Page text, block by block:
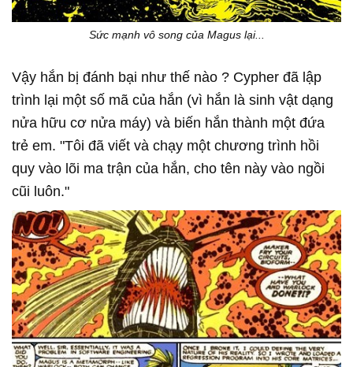
Sức mạnh vô song của Magus lại...
Vậy hắn bị đánh bại như thế nào ? Cypher đã lập
trình lại một số mã của hắn (vì hắn là sinh vật dạng
nửa hữu cơ nửa máy) và biến hắn thành một đứa
trẻ em. "Tôi đã viết và chạy một chương trình hồi
quy vào lõi ma trận của hắn, cho tên này vào ngồi
cũi luôn."